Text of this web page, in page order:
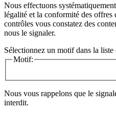
Nous effectuons
légalité et la conformité des offres
contrôles vous constatez des
nous le signaler.
Sélectionnez un motif dans la liste
Motif:
Nous vous rappelons que le
interdit.